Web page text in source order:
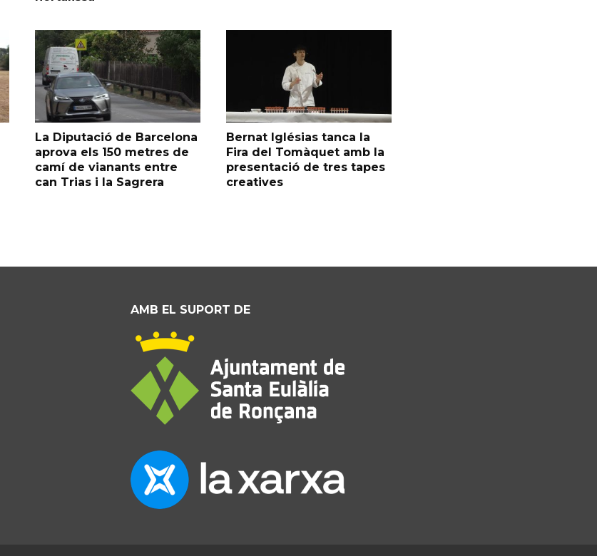
La Diputació de Barcelona
aprova els 150 metres de
camí de vianants entre
can Trias i la Sagrera
Bernat Iglésias tanca la
Fira del Tomàquet amb la
presentació de tres tapes
creatives
AMB EL SUPORT DE